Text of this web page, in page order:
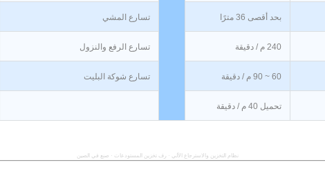
بحد أقصى 36 مترًا تسارع المشي
240 م / دقيقة تسارع الرفع والنزول
60 ~ 90 م / دقيقة تسارع شوكة البليت
تحميل 40 م / دقيقة
نظام التخزين والاسترجاع الآلي · رف تخزين المستودعات · صنع في الصين